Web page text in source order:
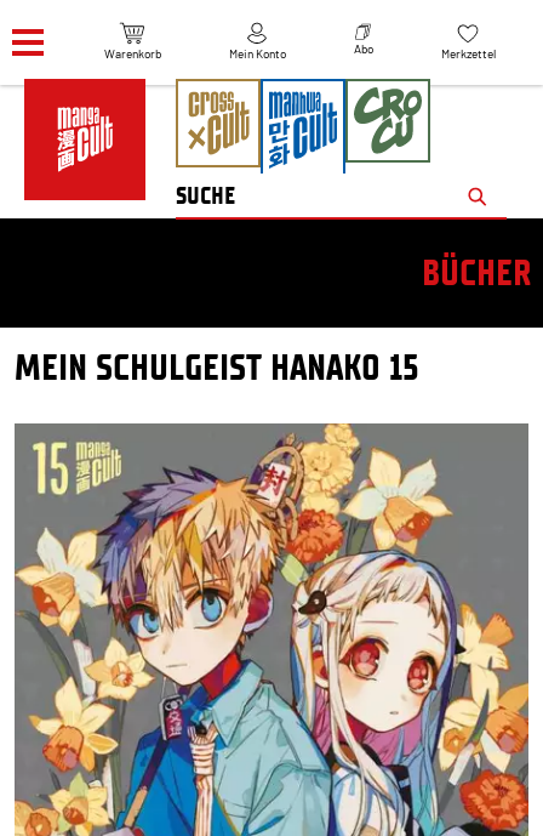
Warenkorb Mein Konto Abo Merkzettel
BÜCHER
MEIN SCHULGEIST HANAKO 15